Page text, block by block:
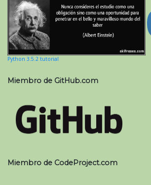
Python 3.5.2 tutorial
Miembro de GitHub.com
Miembro de CodeProject.com